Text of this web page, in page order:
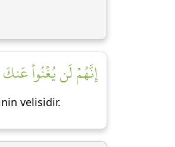
إِنَّهُمۡ لَن يُغۡنُواْ عَنكَ
velisidir.